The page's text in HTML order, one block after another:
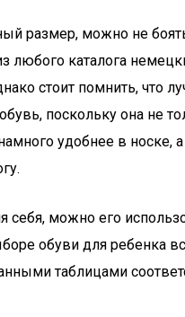
размер, можно не
любого каталога
стоит помнить, что
поскольку она не
удобнее в носке,
себя, можно его
обуви для ребенка
таблицами